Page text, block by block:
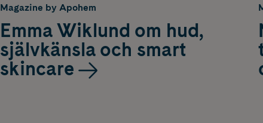
Magazine by Apohem
Emma Wiklund om hud,
självkänsla och smart
skincare